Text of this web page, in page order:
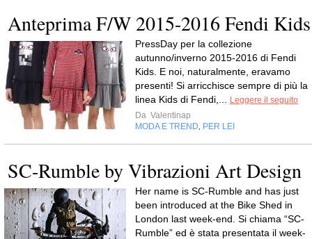
Anteprima F/W 2015-2016 Fendi Kids
PressDay per la collezione
autunno/inverno 2015-2016 di Fendi
Kids. E noi, naturalmente, eravamo
presenti! Si arricchisce sempre di più la
linea Kids di Fendi,...
Leggere il seguito
Da Valentinap
MODA E TREND PER LEI
SC-Rumble by Vibrazioni Art Design
Her name is SC-Rumble and has just
been introduced at the Bike Shed in
London last week-end. Si chiama “SC-
Rumble” ed è stata presentata il week-